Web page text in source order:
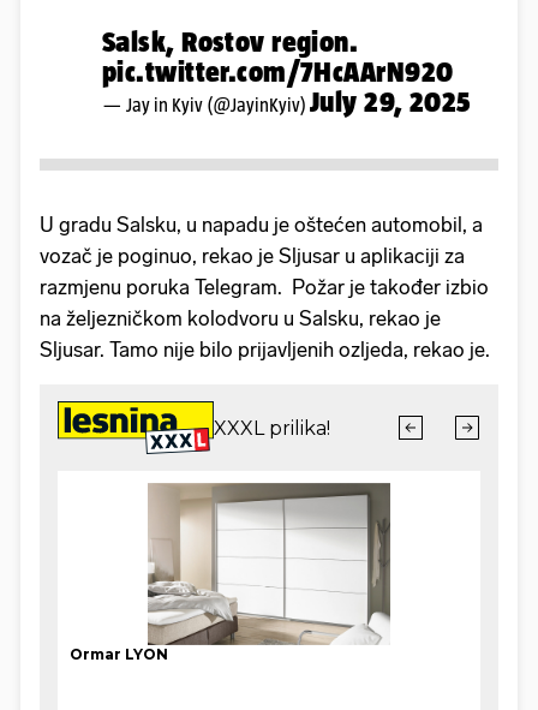
Salsk, Rostov region.
pic.twitter.com/7HcAArN920
— Jay in Kyiv (@JayinKyiv) July 29, 2025
U gradu Salsku, u napadu je oštećen automobil, a
vozač je poginuo, rekao je Sljusar u aplikaciji za
razmjenu poruka Telegram. Požar je također izbio
na željezničkom kolodvoru u Salsku, rekao je
Sljusar. Tamo nije bilo prijavljenih ozljeda, rekao je.